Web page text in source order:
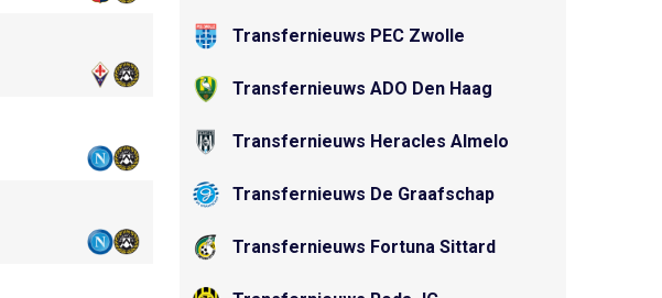
Transfernieuws PEC Zwolle
Transfernieuws ADO Den Haag
Transfernieuws Heracles Almelo
Transfernieuws De Graafschap
Transfernieuws Fortuna Sittard